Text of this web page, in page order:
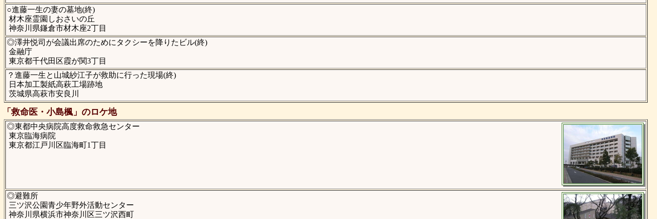
○進藤一生の妻の墓地(終)
材木座霊園しおさいの丘
神奈川県鎌倉市材木座2丁目
◎澤井悦司が会議出席のためにタクシーを降りたビル(終)
金融庁
東京都千代田区霞が関3丁目
？進藤一生と山城紗江子が救助に行った現場(終)
日本加工製紙高萩工場跡地
茨城県高萩市安良川
「救命医・小島楓」のロケ地
◎東都中央病院高度救命救急センター
東京臨海病院
東京都江戸川区臨海町1丁目
◎避難所
三ツ沢公園青少年野外活動センター
神奈川県横浜市神奈川区三ツ沢西町